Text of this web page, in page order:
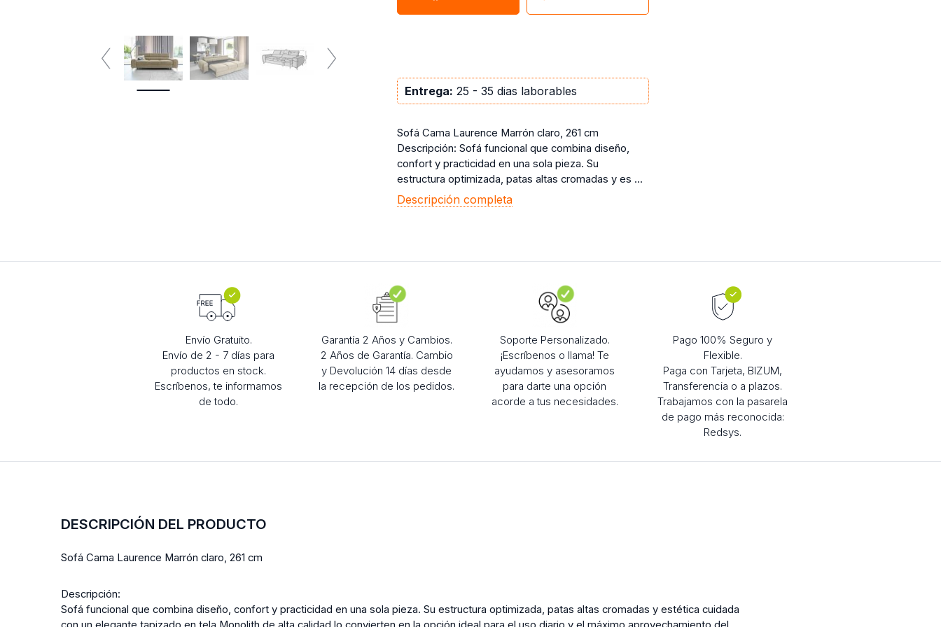
Entrega: 25 - 35 dias laborables
Sofá Cama Laurence Marrón claro, 261 cm
Descripción: Sofá funcional que combina diseño,
confort y practicidad en una sola pieza. Su
estructura optimizada, patas altas cromadas y es ...
Descripción completa
Envío Gratuito.
Envío de 2 - 7 días para
productos en stock.
Escríbenos, te informamos
de todo.
Garantía 2 Años y Cambios.
2 Años de Garantía. Cambio
y Devolución 14 días desde
la recepción de los pedidos.
Soporte Personalizado.
¡Escríbenos o llama! Te
ayudamos y asesoramos
para darte una opción
acorde a tus necesidades.
Pago 100% Seguro y
Flexible.
Paga con Tarjeta, BIZUM,
Transferencia o a plazos.
Trabajamos con la pasarela
de pago más reconocida:
Redsys.
DESCRIPCIÓN DEL PRODUCTO
Sofá Cama Laurence Marrón claro, 261 cm
Descripción:
Sofá funcional que combina diseño, confort y practicidad en una sola pieza. Su estructura optimizada, patas altas cromadas y estética cuidada